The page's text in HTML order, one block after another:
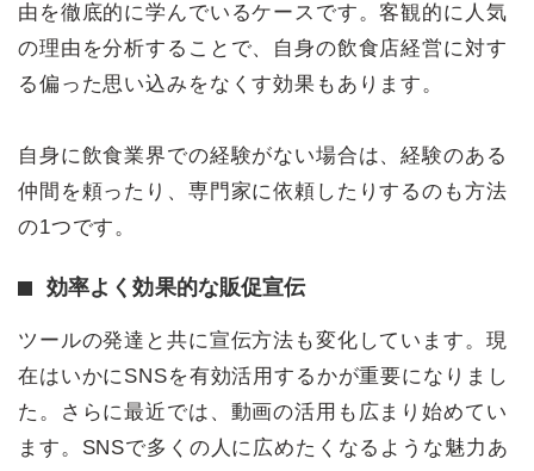
由を徹底的に学んでいるケースです。客観的に人気
の理由を分析することで、自身の飲食店経営に対す
る偏った思い込みをなくす効果もあります。
自身に飲食業界での経験がない場合は、経験のある
仲間を頼ったり、専門家に依頼したりするのも方法
の1つです。
効率よく効果的な販促宣伝
ツールの発達と共に宣伝方法も変化しています。現
在はいかにSNSを有効活用するかが重要になりまし
た。さらに最近では、動画の活用も広まり始めてい
ます。SNSで多くの人に広めたくなるような魅力あ